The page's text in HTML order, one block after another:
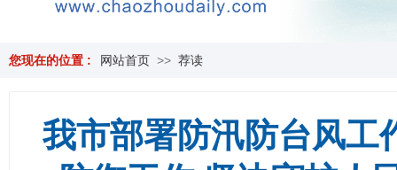
您现在的位置 : 网站首页 >> 荐读
我市部署防汛防台风工